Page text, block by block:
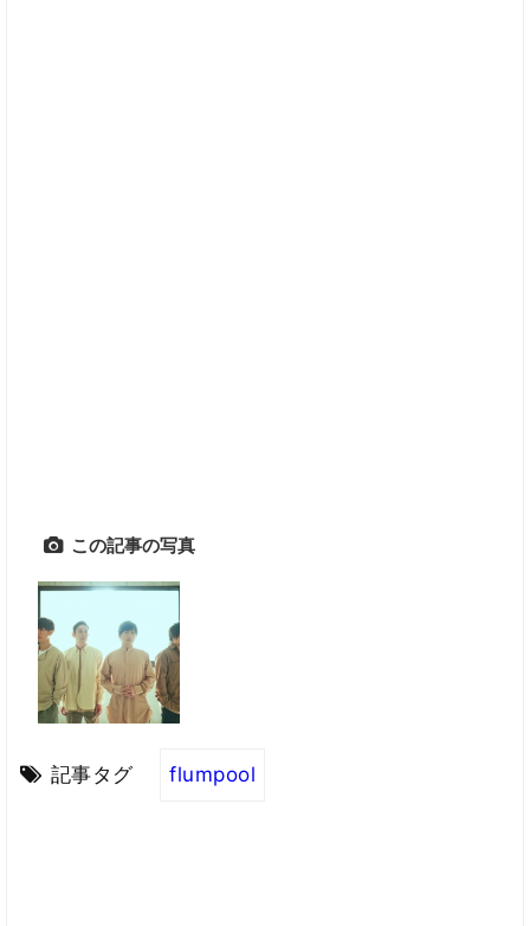
この記事の写真
記事タグ flumpool